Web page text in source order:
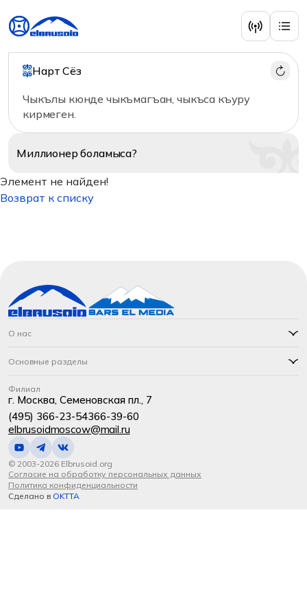
Нарт Сёз
Чыкълы кюнде чыкъмагъан, чыкъса къуру
кирмеген.
Миллионерболамыса?
Элемент не найден!
Возврат к списку
О нас
Основные разделы
Филиал
г. Москва, Семеновская пл., 7
(495) 366-23-54366-39-60
elbrusoidmoscow@mail.ru
© 2003-2026 Elbrusoid.org
Согласие на обработку персональных данных
Политика конфиденциальности
Сделано в OKTTA